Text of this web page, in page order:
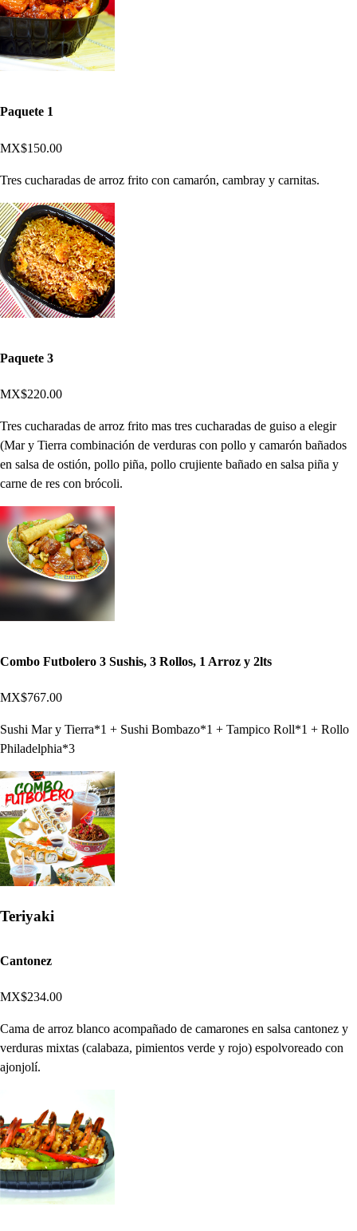
Paquete 1
MX$150.00
Tres cucharadas de arroz frito con camarón, cambray y carnitas.
Paquete 3
MX$220.00
Tres cucharadas de arroz frito mas tres cucharadas de guiso a elegir
(Mar y Tierra combinación de verduras con pollo y camarón bañados
en salsa de ostión, pollo piña, pollo crujiente bañado en salsa piña y
carne de res con brócoli.
Combo Futbolero 3 Sushis, 3 Rollos, 1 Arroz y 2lts
MX$767.00
Sushi Mar y Tierra*1 + Sushi Bombazo*1 + Tampico Roll*1 + Rollo
Philadelphia*3
Teriyaki
Cantonez
MX$234.00
Cama de arroz blanco acompañado de camarones en salsa cantonez y
verduras mixtas (calabaza, pimientos verde y rojo) espolvoreado con
ajonjolí.